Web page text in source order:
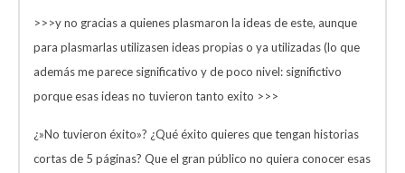
>>>y no gracias a quienes plasmaron la ideas de este, aunque
para plasmarlas utilizasen ideas propias o ya utilizadas (lo que
además me parece significativo y de poco nivel: significtivo
porque esas ideas no tuvieron tanto exito >>>
¿»No tuvieron éxito»? ¿Qué éxito quieres que tengan historias
cortas de 5 páginas? Que el gran público no quiera conocer esas